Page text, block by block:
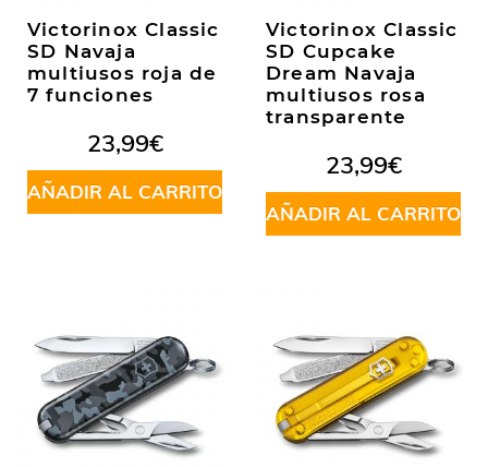
Victorinox Classic
SD Navaja
multiusos roja de
7 funciones
23,99€
AÑADIR AL CARRITO
Victorinox Classic
SD Cupcake
Dream Navaja
multiusos rosa
transparente
23,99€
AÑADIR AL CARRITO